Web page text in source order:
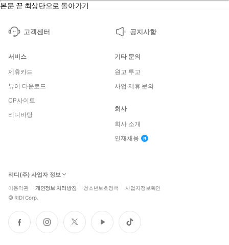
본문 끝 최상단으로 돌아가기
고객센터 공지사항
서비스
제휴카드
뷰어 다운로드
CP사이트
리디바탕
기타 문의
원고 투고
사업 제휴 문의
회사
회사 소개
인재채용
리디(주) 사업자 정보
이용약관 개인정보 처리방침 청소년보호정책 사업자정보확인
© RIDI Corp.
페
이
인
스
트
위
유
튜
틱
톡